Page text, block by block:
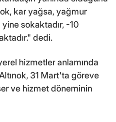
kar yağsa, yağmur
yine sokaktadır, -10
dedi.
hizmetler anlamında
31 Mart'ta göreve
ve hizmet döneminin